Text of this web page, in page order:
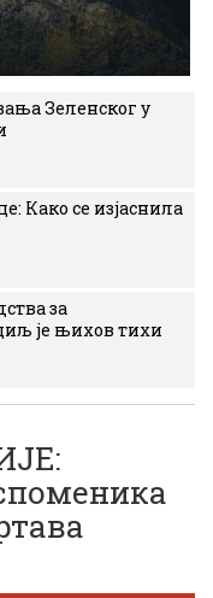
Зеленског у
Како се изјаснила
за
је њихов тихи